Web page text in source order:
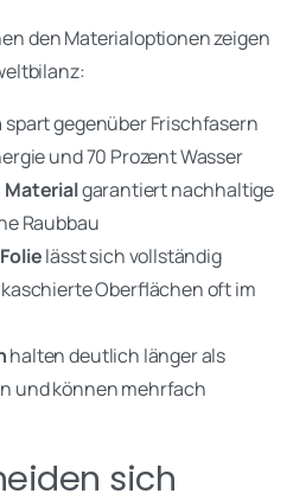
den Materialoptionen zeigen
spart gegenüber Frischfasern
und 70 Prozent Wasser
garantiert nachhaltige
Raubbau
lässt sich vollständig
Oberflächen oft im
halten deutlich länger als
und können mehrfach
sich